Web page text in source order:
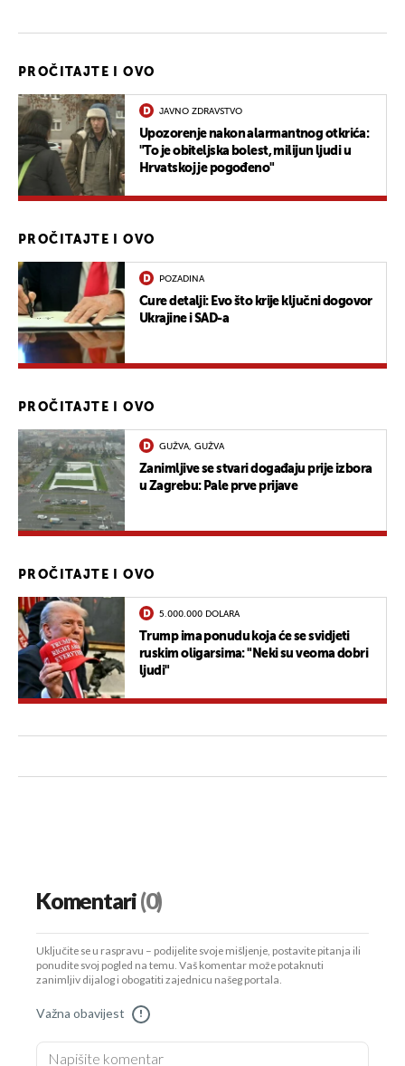
PROČITAJTE I OVO
JAVNO ZDRAVSTVO
Upozorenje nakon alarmantnog otkrića:
"To je obiteljska bolest, milijun ljudi u
Hrvatskoj je pogođeno"
PROČITAJTE I OVO
POZADINA
Cure detalji: Evo što krije ključni dogovor
Ukrajine i SAD-a
PROČITAJTE I OVO
GUŽVA, GUŽVA
Zanimljive se stvari događaju prije izbora
u Zagrebu: Pale prve prijave
PROČITAJTE I OVO
5.000.000 DOLARA
Trump ima ponudu koja će se svidjeti
ruskim oligarsima: "Neki su veoma dobri
ljudi"
Komentari(0)
Uključite se u raspravu – podijelite svoje mišljenje, postavite pitanja ili
ponudite svoj pogled na temu. Vaš komentar može potaknuti
zanimljiv dijalog i obogatiti zajednicu našeg portala.
Važna obavijest !